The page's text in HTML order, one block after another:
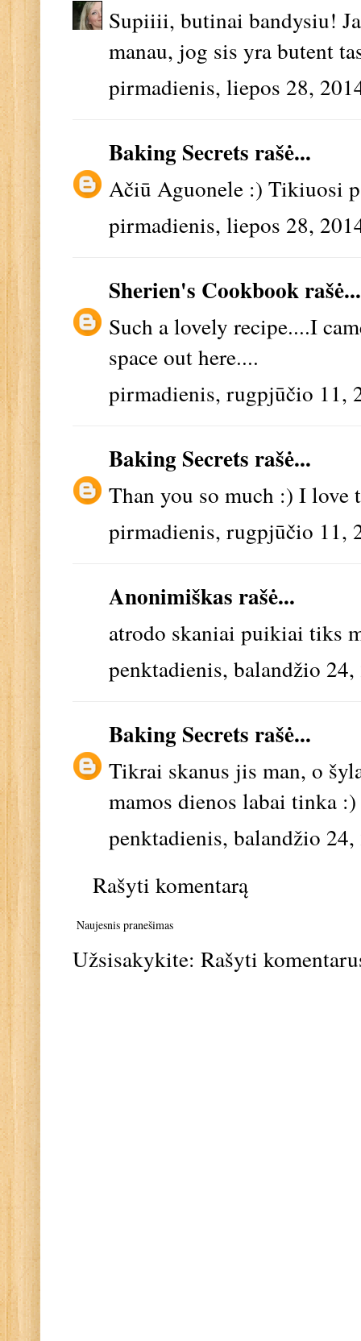
Supiiii, butinai bandysiu!
manau, jog sis yra butent
pirmadienis, liepos 28,
Baking Secrets rašė...
Ačiū Aguonele :) Tikiuosi
pirmadienis, liepos 28,
Sherien's Cookbookrašė...
Such a lovely recipe....I
space out here....
pirmadienis, rugpjūčio 11,
Baking Secrets rašė...
Than you so much :) I
pirmadienis, rugpjūčio 11,
Anonimiškas rašė...
atrodo skaniai puikiai tiks
penktadienis, balandžio 24,
Baking Secrets rašė...
Tikrai skanus jis man, o
mamos dienos labai tinka :)
penktadienis, balandžio 24,
Rašyti komentarą
Naujesnis pranešimas
Užsisakykite: Rašyti